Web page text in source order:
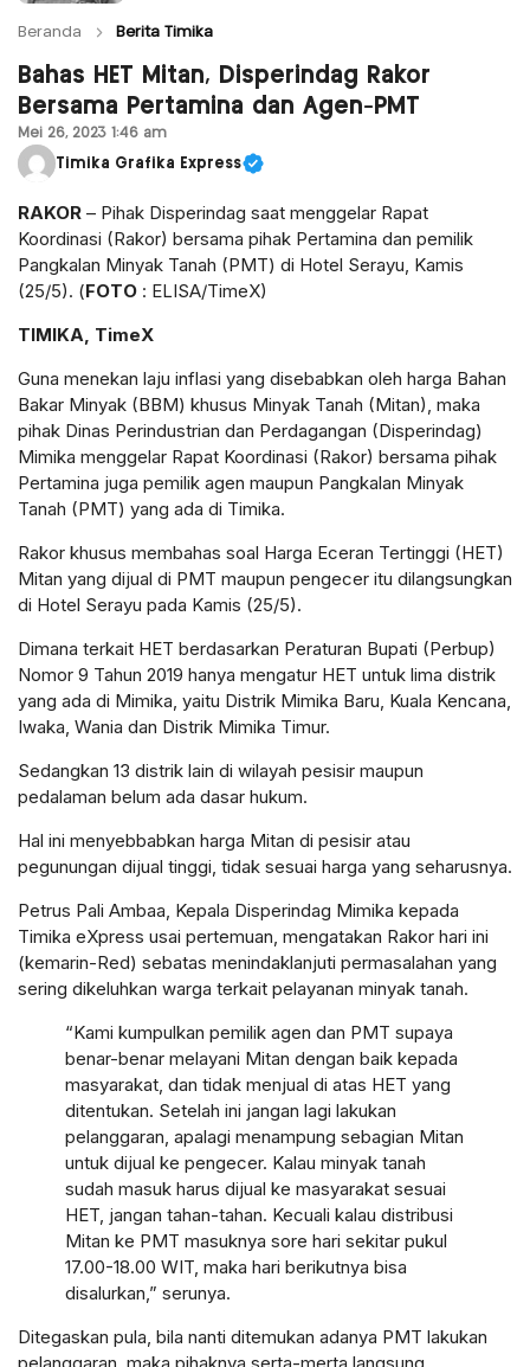
Beranda Berita Timika
Bahas HET Mitan, Disperindag Rakor
Bersama Pertamina dan Agen-PMT
Mei 26, 2023 1:46 am
Timika Grafika Express
RAKOR – Pihak Disperindag saat menggelar Rapat
Koordinasi (Rakor) bersama pihak Pertamina dan pemilik
Pangkalan Minyak Tanah (PMT) di Hotel Serayu, Kamis
(25/5). (FOTO : ELISA/TimeX)
TIMIKA, TimeX
Guna menekan laju inflasi yang disebabkan oleh harga Bahan
Bakar Minyak (BBM) khusus Minyak Tanah (Mitan), maka
pihak Dinas Perindustrian dan Perdagangan (Disperindag)
Mimika menggelar Rapat Koordinasi (Rakor) bersama pihak
Pertamina juga pemilik agen maupun Pangkalan Minyak
Tanah (PMT) yang ada di Timika.
Rakor khusus membahas soal Harga Eceran Tertinggi (HET)
Mitan yang dijual di PMT maupun pengecer itu dilangsungkan
di Hotel Serayu pada Kamis (25/5).
Dimana terkait HET berdasarkan Peraturan Bupati (Perbup)
Nomor 9 Tahun 2019 hanya mengatur HET untuk lima distrik
yang ada di Mimika, yaitu Distrik Mimika Baru, Kuala Kencana,
Iwaka, Wania dan Distrik Mimika Timur.
Sedangkan 13 distrik lain di wilayah pesisir maupun
pedalaman belum ada dasar hukum.
Hal ini menyebbabkan harga Mitan di pesisir atau
pegunungan dijual tinggi, tidak sesuai harga yang seharusnya.
Petrus Pali Ambaa, Kepala Disperindag Mimika kepada
Timika eXpress usai pertemuan, mengatakan Rakor hari ini
(kemarin-Red) sebatas menindaklanjuti permasalahan yang
sering dikeluhkan warga terkait pelayanan minyak tanah.
“Kami kumpulkan pemilik agen dan PMT supaya
benar-benar melayani Mitan dengan baik kepada
masyarakat, dan tidak menjual di atas HET yang
ditentukan. Setelah ini jangan lagi lakukan
pelanggaran, apalagi menampung sebagian Mitan
untuk dijual ke pengecer. Kalau minyak tanah
sudah masuk harus dijual ke masyarakat sesuai
HET, jangan tahan-tahan. Kecuali kalau distribusi
Mitan ke PMT masuknya sore hari sekitar pukul
17.00-18.00 WIT, maka hari berikutnya bisa
disalurkan,” serunya.
Ditegaskan pula, bila nanti ditemukan adanya PMT lakukan